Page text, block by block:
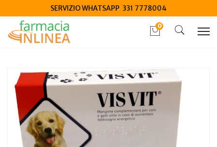
SERVIZIO WHATSAPP 331 7778004
0
Visvit 30 Compresse
Home
Catalogo/Animali Domestici/Gatti
Visvit 30 Compresse